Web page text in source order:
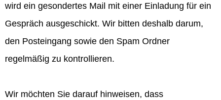
wird ein gesondertes Mail mit einer Einladung für ein
Gespräch ausgeschickt. Wir bitten deshalb darum,
den Posteingang sowie den Spam Ordner
regelmäßig zu kontrollieren.
Wir möchten Sie darauf hinweisen, dass